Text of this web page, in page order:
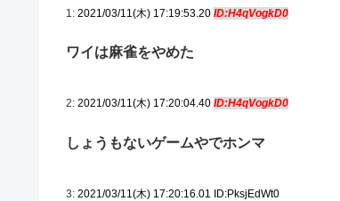
1: 2021/03/11(木) 17:19:53.20 ID:H4qVogkD0
ワイは麻雀をやめた
2: 2021/03/11(木) 17:20:04.40 ID:H4qVogkD0
しょうもないゲームやでホンマ
3: 2021/03/11(木) 17:20:16.01 ID:PksjEdWt0